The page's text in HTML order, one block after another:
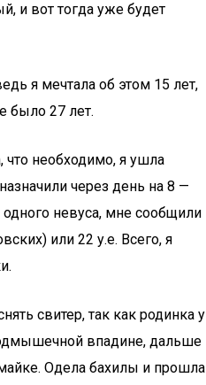
и вот тогда уже будет
я мечтала об этом 15 лет,
было 27 лет.
что необходимо, я ушла
через день на 8 —
одного невуса, мне сообщили
или 22 у.е. Всего, я
свитер, так как родинка у
впадине, дальше
Одела бахилы и прошла